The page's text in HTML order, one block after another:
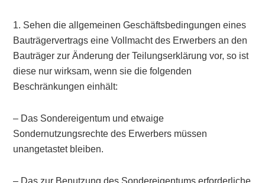
1. Sehen die allgemeinen Geschäftsbedingungen eines
Bauträgervertrags eine Vollmacht des Erwerbers an den
Bauträger zur Änderung der Teilungserklärung vor, so ist
diese nur wirksam, wenn sie die folgenden
Beschränkungen einhält:
– Das Sondereigentum und etwaige
Sondernutzungsrechte des Erwerbers müssen
unangetastet bleiben.
– Das zur Benutzung des Sondereigentums erforderliche